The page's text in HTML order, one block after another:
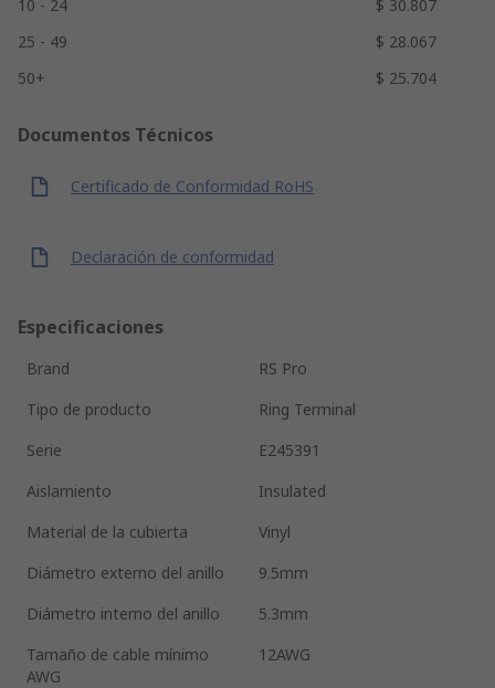
10 - 24
$ 30.807
25 - 49
$ 28.067
50+
$ 25.704
Documentos Técnicos
Certificado de Conformidad RoHS
Declaración de conformidad
Especificaciones
Brand
RS Pro
Tipo de producto
Ring Terminal
Serie
E245391
Aislamiento
Insulated
Material de la cubierta
Vinyl
Diámetro externo del anillo
9.5mm
Diámetro interno del anillo
5.3mm
Tamaño de cable mínimo
AWG
12AWG